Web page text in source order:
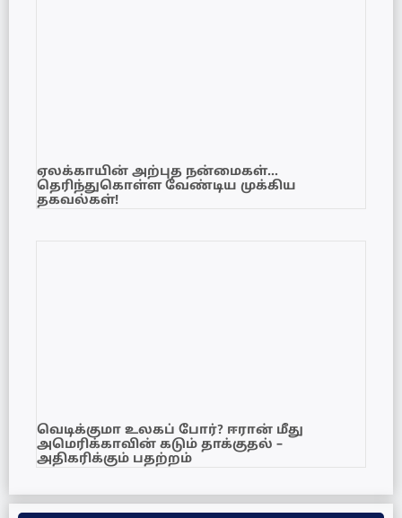
ஏலக்காயின் அற்புத நன்மைகள்…
தெரிந்துகொள்ள வேண்டிய முக்கிய
தகவல்கள்!
வெடிக்குமா உலகப் போர்? ஈரான் மீது
அமெரிக்காவின் கடும் தாக்குதல் –
அதிகரிக்கும் பதற்றம்